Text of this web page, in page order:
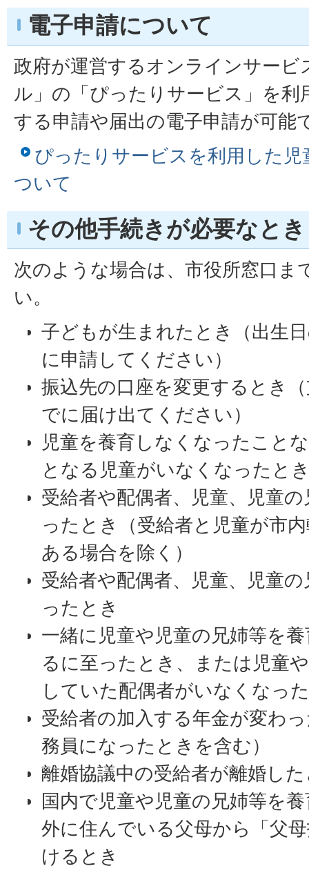
電子申請について
政府が運営するオンラインサービ
ル」の「ぴったりサービス」を利
する申請や届出の電子申請が可能
ぴったりサービスを利用した児
ついて
その他手続きが必要なとき
次のような場合は、市役所窓口ま
い。
子どもが生まれたとき（出生
に申請してください）
振込先の口座を変更するとき
でに届け出てください）
児童を養育しなくなったこと
となる児童がいなくなったと
受給者や配偶者、児童、児童
ったとき（受給者と児童が市
ある場合を除く）
受給者や配偶者、児童、児童
ったとき
一緒に児童や児童の兄姉等を
るに至ったとき、または児童
していた配偶者がいなくなっ
受給者の加入する年金が変わ
務員になったときを含む）
離婚協議中の受給者が離婚し
国内で児童や児童の兄姉等を
外に住んでいる父母から「父
けるとき